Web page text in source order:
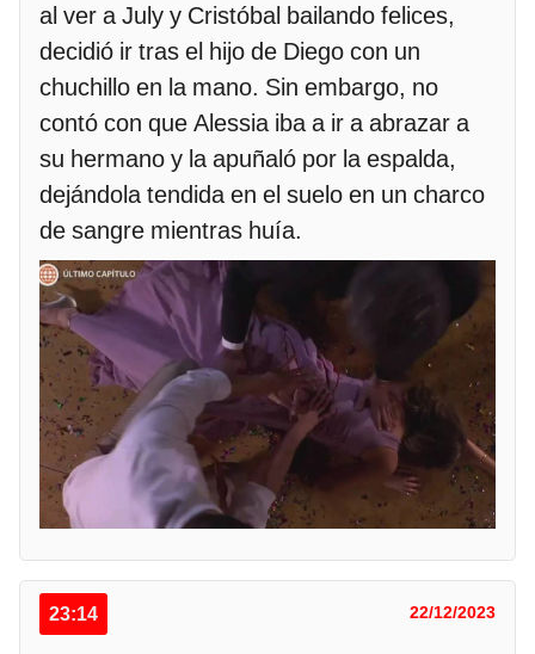
al ver a July y Cristóbal bailando felices,
decidió ir tras el hijo de Diego con un
chuchillo en la mano. Sin embargo, no
contó con que Alessia iba a ir a abrazar a
su hermano y la apuñaló por la espalda,
dejándola tendida en el suelo en un charco
de sangre mientras huía.
23:14 22/12/2023